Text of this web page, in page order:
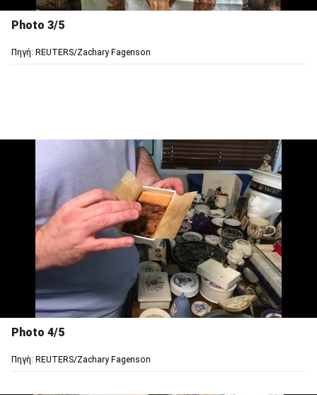
Photo 3/5
Πηγή: REUTERS/Zachary Fagenson
Photo 4/5
Πηγή: REUTERS/Zachary Fagenson